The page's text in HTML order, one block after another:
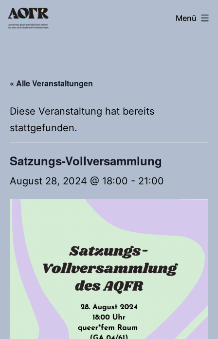
Zum
Inhalt
Autonomes
Menü
« Alle Veranstaltungen
Diese Veranstaltung hat bereits
stattgefunden.
Satzungs-Vollversammlung
August 28, 2024 @ 18:00 - 21:00